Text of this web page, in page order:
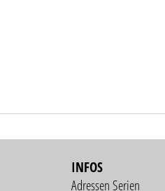
INFOS
Adressen Serien